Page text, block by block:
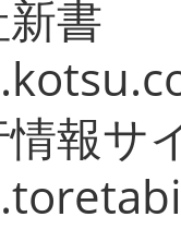
書
報サ